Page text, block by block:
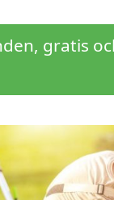
gratis